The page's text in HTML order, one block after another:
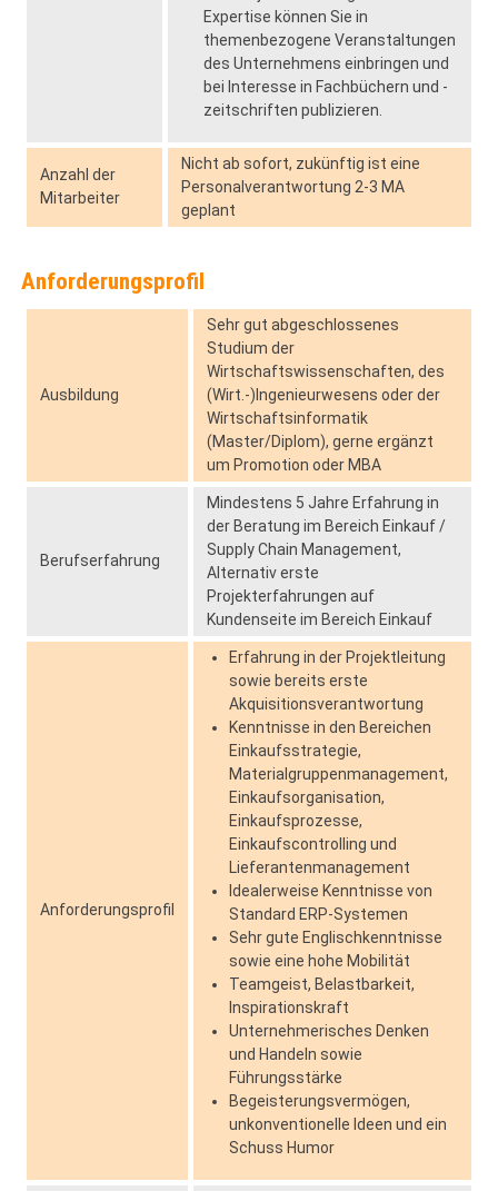
Expertise können Sie in
themenbezogene Veranstaltungen
des Unternehmens einbringen und
bei Interesse in Fachbüchern und -
zeitschriften publizieren.
Anzahl der
Mitarbeiter
Nicht ab sofort, zukünftig ist eine
Personalverantwortung 2-3 MA
geplant
Anforderungsprofil
Ausbildung
Sehr gut abgeschlossenes
Studium der
Wirtschaftswissenschaften, des
(Wirt.-)Ingenieurwesens oder der
Wirtschaftsinformatik
(Master/Diplom), gerne ergänzt
um Promotion oder MBA
Berufserfahrung
Mindestens 5 Jahre Erfahrung in
der Beratung im Bereich Einkauf /
Supply Chain Management,
Alternativ erste
Projekterfahrungen auf
Kundenseite im Bereich Einkauf
Anforderungsprofil
Erfahrung in der Projektleitung
sowie bereits erste
Akquisitionsverantwortung
Kenntnisse in den Bereichen
Einkaufsstrategie,
Materialgruppenmanagement,
Einkaufsorganisation,
Einkaufsprozesse,
Einkaufscontrolling und
Lieferantenmanagement
Idealerweise Kenntnisse von
Standard ERP-Systemen
Sehr gute Englischkenntnisse
sowie eine hohe Mobilität
Teamgeist, Belastbarkeit,
Inspirationskraft
Unternehmerisches Denken
und Handeln sowie
Führungsstärke
Begeisterungsvermögen,
unkonventionelle Ideen und ein
Schuss Humor